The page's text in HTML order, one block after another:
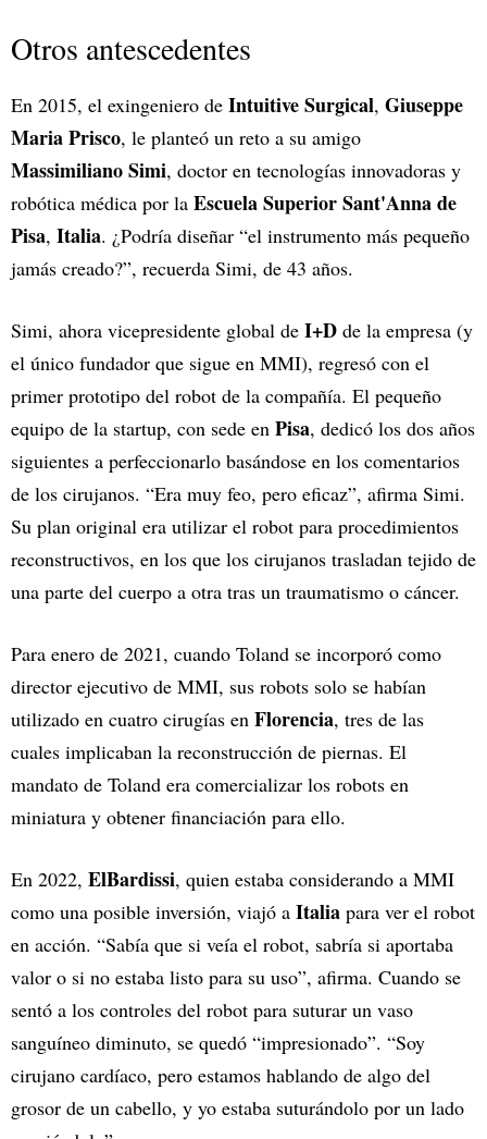
Otros antescedentes
En 2015, el exingeniero de Intuitive Surgical, Giuseppe
Maria Prisco, le planteó un reto a su amigo
Massimiliano Simi, doctor en tecnologías innovadoras y
robótica médica por la Escuela Superior Sant'Anna de
Pisa, Italia. ¿Podría diseñar “el instrumento más pequeño
jamás creado?”, recuerda Simi, de 43 años.
Simi, ahora vicepresidente global de I+D de la empresa (y
el único fundador que sigue en MMI), regresó con el
primer prototipo del robot de la compañía. El pequeño
equipo de la startup, con sede en Pisa, dedicó los dos años
siguientes a perfeccionarlo basándose en los comentarios
de los cirujanos. “Era muy feo, pero eficaz”, afirma Simi.
Su plan original era utilizar el robot para procedimientos
reconstructivos, en los que los cirujanos trasladan tejido de
una parte del cuerpo a otra tras un traumatismo o cáncer.
Para enero de 2021, cuando Toland se incorporó como
director ejecutivo de MMI, sus robots solo se habían
utilizado en cuatro cirugías en Florencia, tres de las
cuales implicaban la reconstrucción de piernas. El
mandato de Toland era comercializar los robots en
miniatura y obtener financiación para ello.
En 2022, ElBardissi, quien estaba considerando a MMI
como una posible inversión, viajó a Italia para ver el robot
en acción. “Sabía que si veía el robot, sabría si aportaba
valor o si no estaba listo para su uso”, afirma. Cuando se
sentó a los controles del robot para suturar un vaso
sanguíneo diminuto, se quedó “impresionado”. “Soy
cirujano cardíaco, pero estamos hablando de algo del
grosor de un cabello, y yo estaba suturándolo por un lado